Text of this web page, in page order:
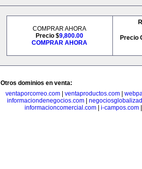
COMPRAR AHORA
Precio $9,800.00
COMPRAR AHORA
Precio
Otros dominios en venta:
ventaporcorreo.com
ventaproductos.com
informaciondenegocios.com|
informacioncomercial.com| i-campos.com